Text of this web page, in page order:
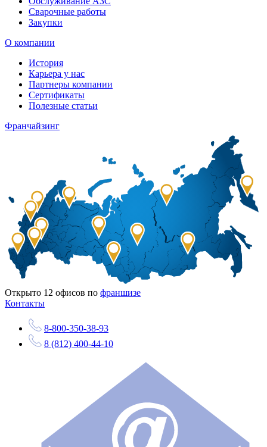
Сварочные работы
Закупки
О компании
История
Карьера у нас
Партнеры компании
Сертификаты
Полезные статьи
Франчайзинг
Открыто 12 офисов по франшизе
Контакты
8-800-350-38-93
8 (812) 400-44-10